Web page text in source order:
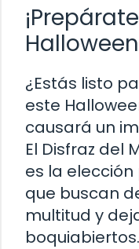
¿Estás listo
este
causará un
El Disfraz del
es la
que buscan
multitud y
boquiabiertos.